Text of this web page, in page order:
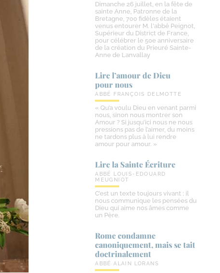
Dimanche 26 juillet, en la fête de
sainte Anne, Patronne de la
Bretagne, 700 fidèles étaient
venus entourer M. l'abbé Peignot,
Supérieur du District de France,
pour célébrer le 50e anniversaire
de la création du Prieuré Sainte-
Anne de Lanvallay
Lire l’amour de Dieu
pour nous
ABBÉ FRANÇOIS DELMOTTE
« Qu’a voulu Dieu en venant parmi
nous, sinon nous montrer son
Amour ? Si jusqu’ici nous ne nous
pressions pas de l’aimer, du moins
ne tardons plus à lui rendre
amour pour amour. »
Lire la Sainte Écriture
ABBÉ LOUIS-EDOUARD
MEUGNIOT
C’est un texte toujours vivant ; il
nous communique les pensées du
Dieu qui aime nos âmes comme
un Père.
Rome condamne
canoniquement, mais se tait
doctrinalement
ABBÉ ALAIN LORANS